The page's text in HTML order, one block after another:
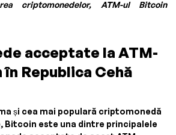
criptomonedelor, ATM-ul Bitcoin
acceptate la ATM-
Republica Cehă
și cea mai populară criptomonedă
Bitcoin este una dintre principalele